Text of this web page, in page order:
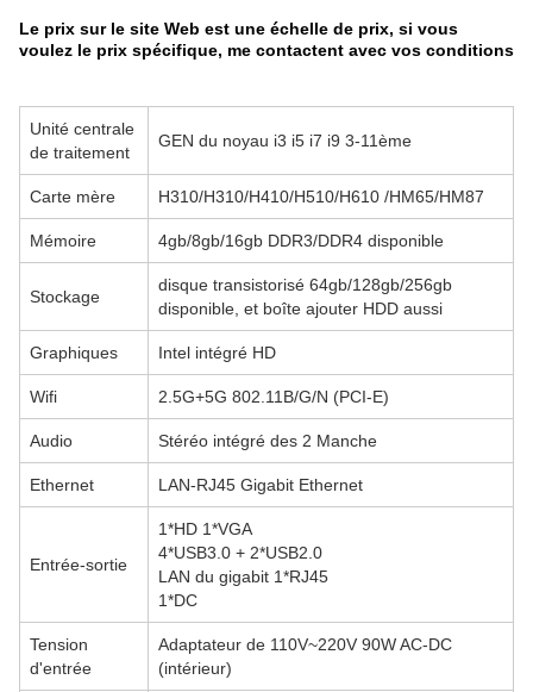
Le prix sur le site Web est une échelle de prix, si vous
voulez le prix spécifique, me contactent avec vos conditions
Unité centrale
de traitement
GEN du noyau i3 i5 i7 i9 3-11ème
Carte mère H310/H310/H410/H510/H610 /HM65/HM87
Mémoire 4gb/8gb/16gb DDR3/DDR4 disponible
Stockage
disque transistorisé 64gb/128gb/256gb
disponible, et boîte ajouter HDD aussi
Graphiques Intel intégré HD
Wifi 2.5G+5G 802.11B/G/N (PCI-E)
Audio Stéréo intégré des 2 Manche
Ethernet LAN-RJ45 Gigabit Ethernet
Entrée-sortie
1*HD 1*VGA
4*USB3.0 + 2*USB2.0
LAN du gigabit 1*RJ45
1*DC
Tension
d'entrée
Adaptateur de 110V~220V 90W AC-DC
(intérieur)